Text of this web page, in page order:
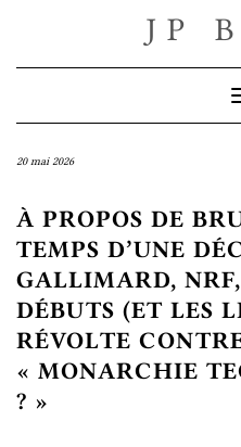
JP
20 mai 2026
À PROPOS DE
TEMPS D’UNE
GALLIMARD,
DÉBUTS (ET LES
RÉVOLTE
« MONARCHIE
? »